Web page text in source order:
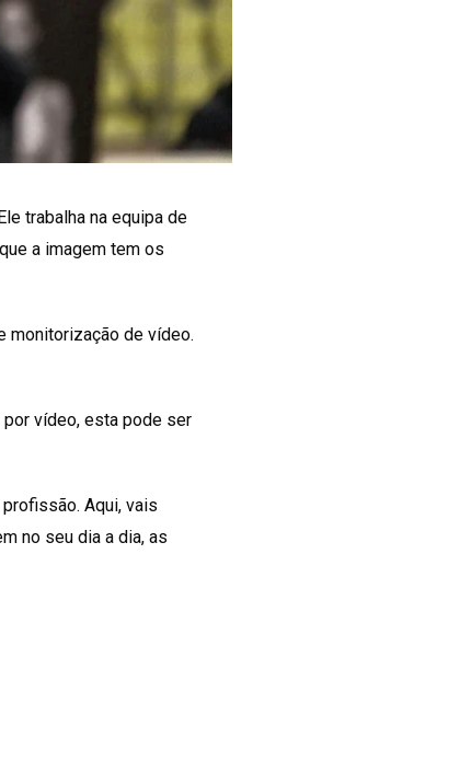
trabalha na equipa de
a imagem tem os
monitorização de vídeo.
por vídeo, esta pode ser
Aqui, vais
no seu dia a dia, as